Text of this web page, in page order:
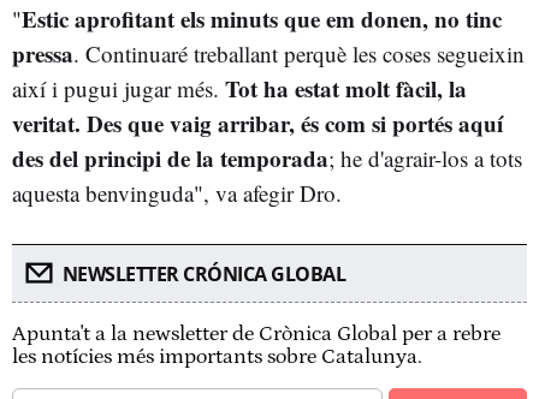
"Estic aprofitant els minuts que em donen, no tinc
pressa. Continuaré treballant perquè les coses segueixin
així i pugui jugar més. Tot ha estat molt fàcil, la
veritat. Des que vaig arribar, és com si portés aquí
des del principi de la temporada; he d'agrair-los a tots
aquesta benvinguda", va afegir Dro.
NEWSLETTER CRÓNICA GLOBAL
Apunta't a la newsletter de Crònica Global per a rebre
les notícies més importants sobre Catalunya.